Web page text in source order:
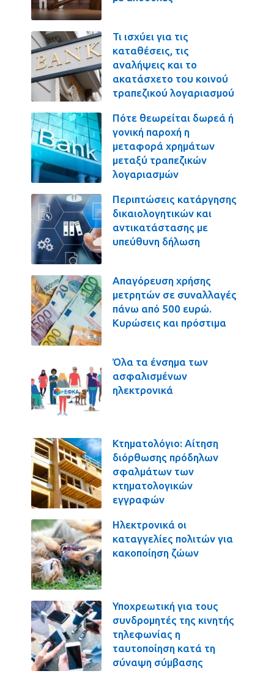
Τι ισχύει για τις
καταθέσεις, τις
αναλήψεις και το
ακατάσχετο του κοινού
τραπεζικού λογαριασμού
Πότε θεωρείται δωρεά ή
γονική παροχή η
μεταφορά χρημάτων
μεταξύ τραπεζικών
λογαριασμών
Περιπτώσεις κατάργησης
δικαιολογητικών και
αντικατάστασης με
υπεύθυνη δήλωση
Απαγόρευση χρήσης
μετρητών σε συναλλαγές
πάνω από 500 ευρώ.
Κυρώσεις και πρόστιμα
Όλα τα ένσημα των
ασφαλισμένων
ηλεκτρονικά
Κτηματολόγιο: Αίτηση
διόρθωσης πρόδηλων
σφαλμάτων των
κτηματολογικών
εγγραφών
Ηλεκτρονικά οι
καταγγελίες πολιτών για
κακοποίηση ζώων
Υποχρεωτική για τους
συνδρομητές της κινητής
τηλεφωνίας η
ταυτοποίηση κατά τη
σύναψη σύμβασης